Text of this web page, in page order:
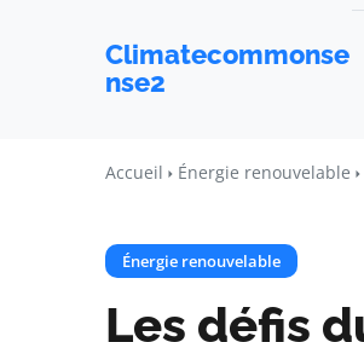
Climatecommonse
nse2
Accueil Énergie renouvelable
Énergie renouvelable
Les défis